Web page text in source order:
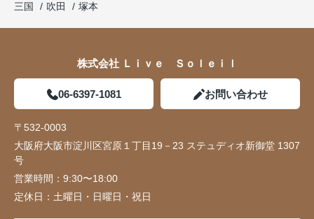
三国
吹田 塚本
株式会社 Ｌｉｖｅ Ｓｏｌｅｉｌ
06-6397-1081 お問い合わせ
〒532-0003
大阪府大阪市淀川区宮原１丁目19－23 ステュディオ新御堂 1307
号
営業時間： 9:30〜18:00
定休日： 土曜日・日曜日・祝日